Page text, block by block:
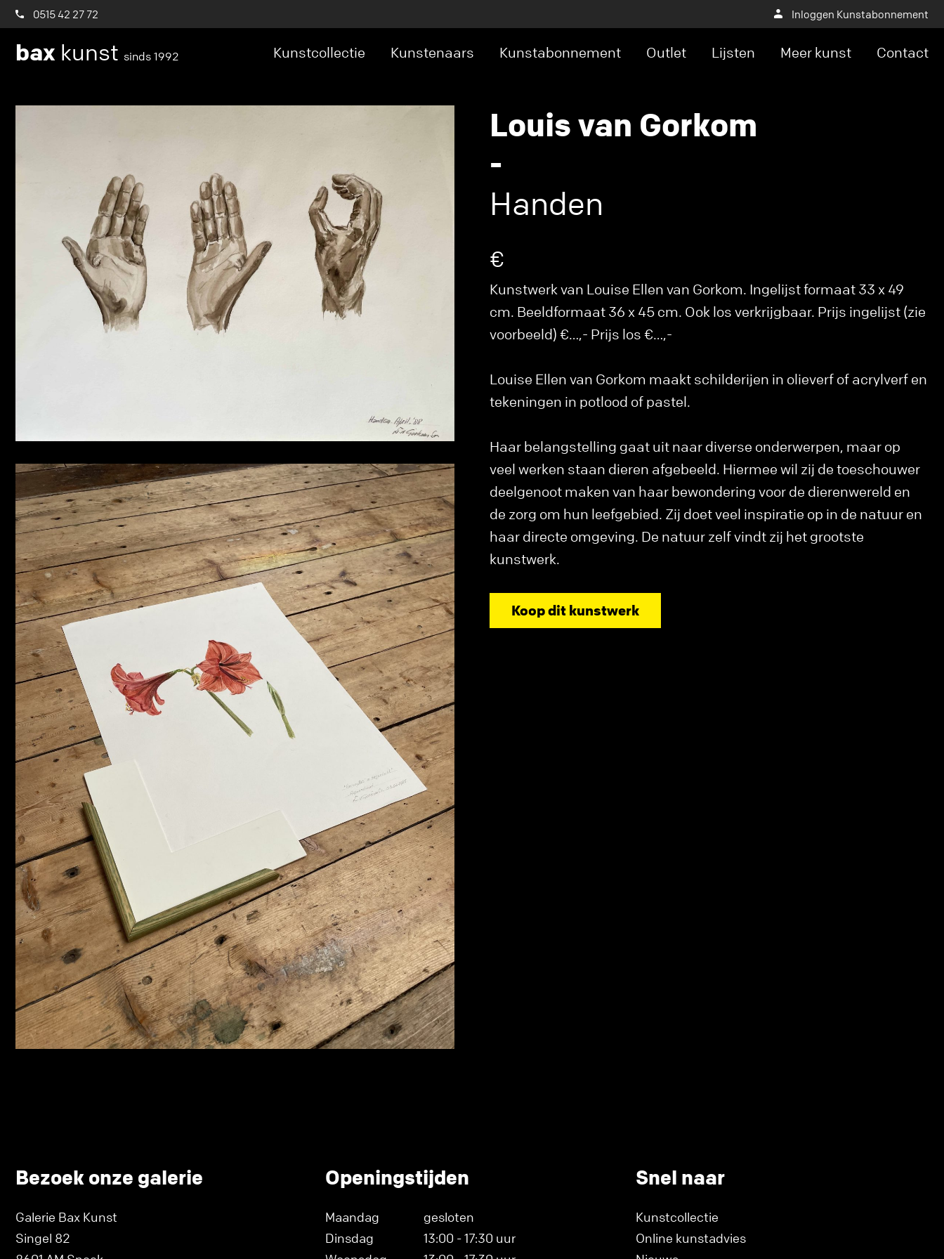
0515 42 27 72 Inloggen Kunstabonnement
bax kunst sinds 1992 Kunstcollectie Kunstenaars Kunstabonnement Outlet Lijsten Meer kunst Contact
Louis van Gorkom
-
Handen
€
Kunstwerk van Louise Ellen van Gorkom. Ingelijst formaat 33 x 49
cm. Beeldformaat 36 x 45 cm. Ook los verkrijgbaar. Prijs ingelijst (zie
voorbeeld) €…,- Prijs los €…,-
Louise Ellen van Gorkom maakt schilderijen in olieverf of acrylverf en
tekeningen in potlood of pastel.
Haar belangstelling gaat uit naar diverse onderwerpen, maar op
veel werken staan dieren afgebeeld. Hiermee wil zij de toeschouwer
deelgenoot maken van haar bewondering voor de dierenwereld en
de zorg om hun leefgebied. Zij doet veel inspiratie op in de natuur en
haar directe omgeving. De natuur zelf vindt zij het grootste
kunstwerk.
Koop dit kunstwerk
Bezoek onze galerie
Galerie Bax Kunst
Singel 82
Openingstijden
Maandag
gesloten
Dinsdag
13:00 - 17:30 uur
Snel naar
Kunstcollectie
Online kunstadvies